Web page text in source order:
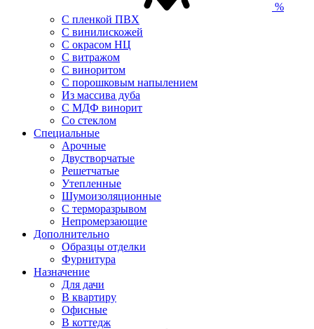
%
С пленкой ПВХ
С винилискожей
С окрасом НЦ
С витражом
С виноритом
С порошковым напылением
Из массива дуба
С МДФ винорит
Со стеклом
Специальные
Арочные
Двустворчатые
Решетчатые
Утепленные
Шумоизоляционные
С терморазрывом
Непромерзающие
Дополнительно
Образцы отделки
Фурнитура
Назначение
Для дачи
В квартиру
Офисные
В коттедж